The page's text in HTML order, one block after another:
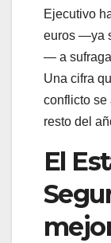
Ejecutivo
euros —ya
— a
Una cifra
conflicto se
resto del
El